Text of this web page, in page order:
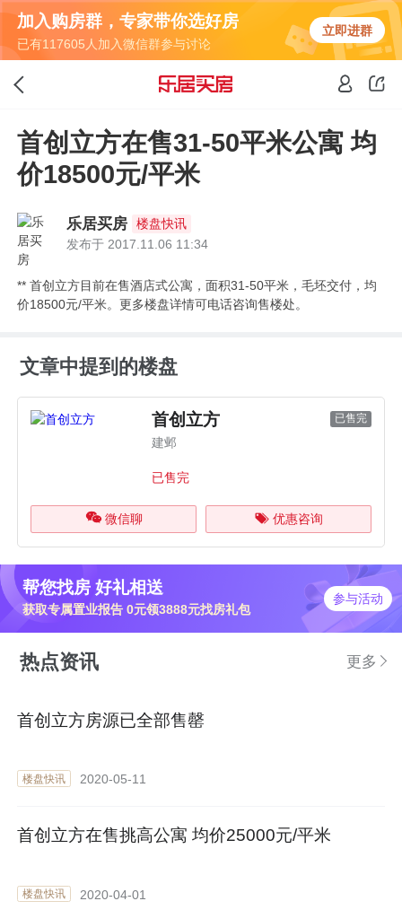
加入购房群，专家带你选好房
已有117605人加入微信群参与讨论
立即进群
首创立方在售31-50平米公寓 均
价18500元/平米
乐居买房
楼盘快讯
发布于 2017.11.06 11:34
** 首创立方目前在售酒店式公寓，面积31-50平米，毛坯交付，均
价18500元/平米。更多楼盘详情可电话咨询售楼处。
文章中提到的楼盘
首创立方 已售完
建邺
已售完
微信聊 优惠咨询
帮您找房 好礼相送
获取专属置业报告 0元领3888元找房礼包
参与活动
热点资讯 更多
首创立方房源已全部售罄
楼盘快讯 2020-05-11
首创立方在售挑高公寓 均价25000元/平米
楼盘快讯 2020-04-01